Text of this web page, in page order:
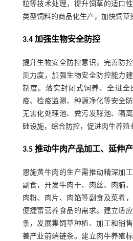
粒等技术处理，提升饲草的适口
类型饲料的商品化生产，加快饲草
3.4 加强生物安全防控
提升生物安全防控意识，完善防
测力度，加强生物安全防控能力
制度。落实封闭式饲养、全进全
疫、检疫监测、种源净化等安全
无害化处理池、粪污发酵池、隔
础设施，综合防控，促进肉牛养殖
3.5 推动牛肉产品加工、延伸
恩施黄牛肉的生产需推动精深加
副食，开发牛肉干、肉丝、肉脯
肉粉、肉片、肉馅等副食及菜肴
便捷富营养食品的需求。建立适
条，发展集饲草种植、加工和销
善产业前端链条。建立肉牛养殖